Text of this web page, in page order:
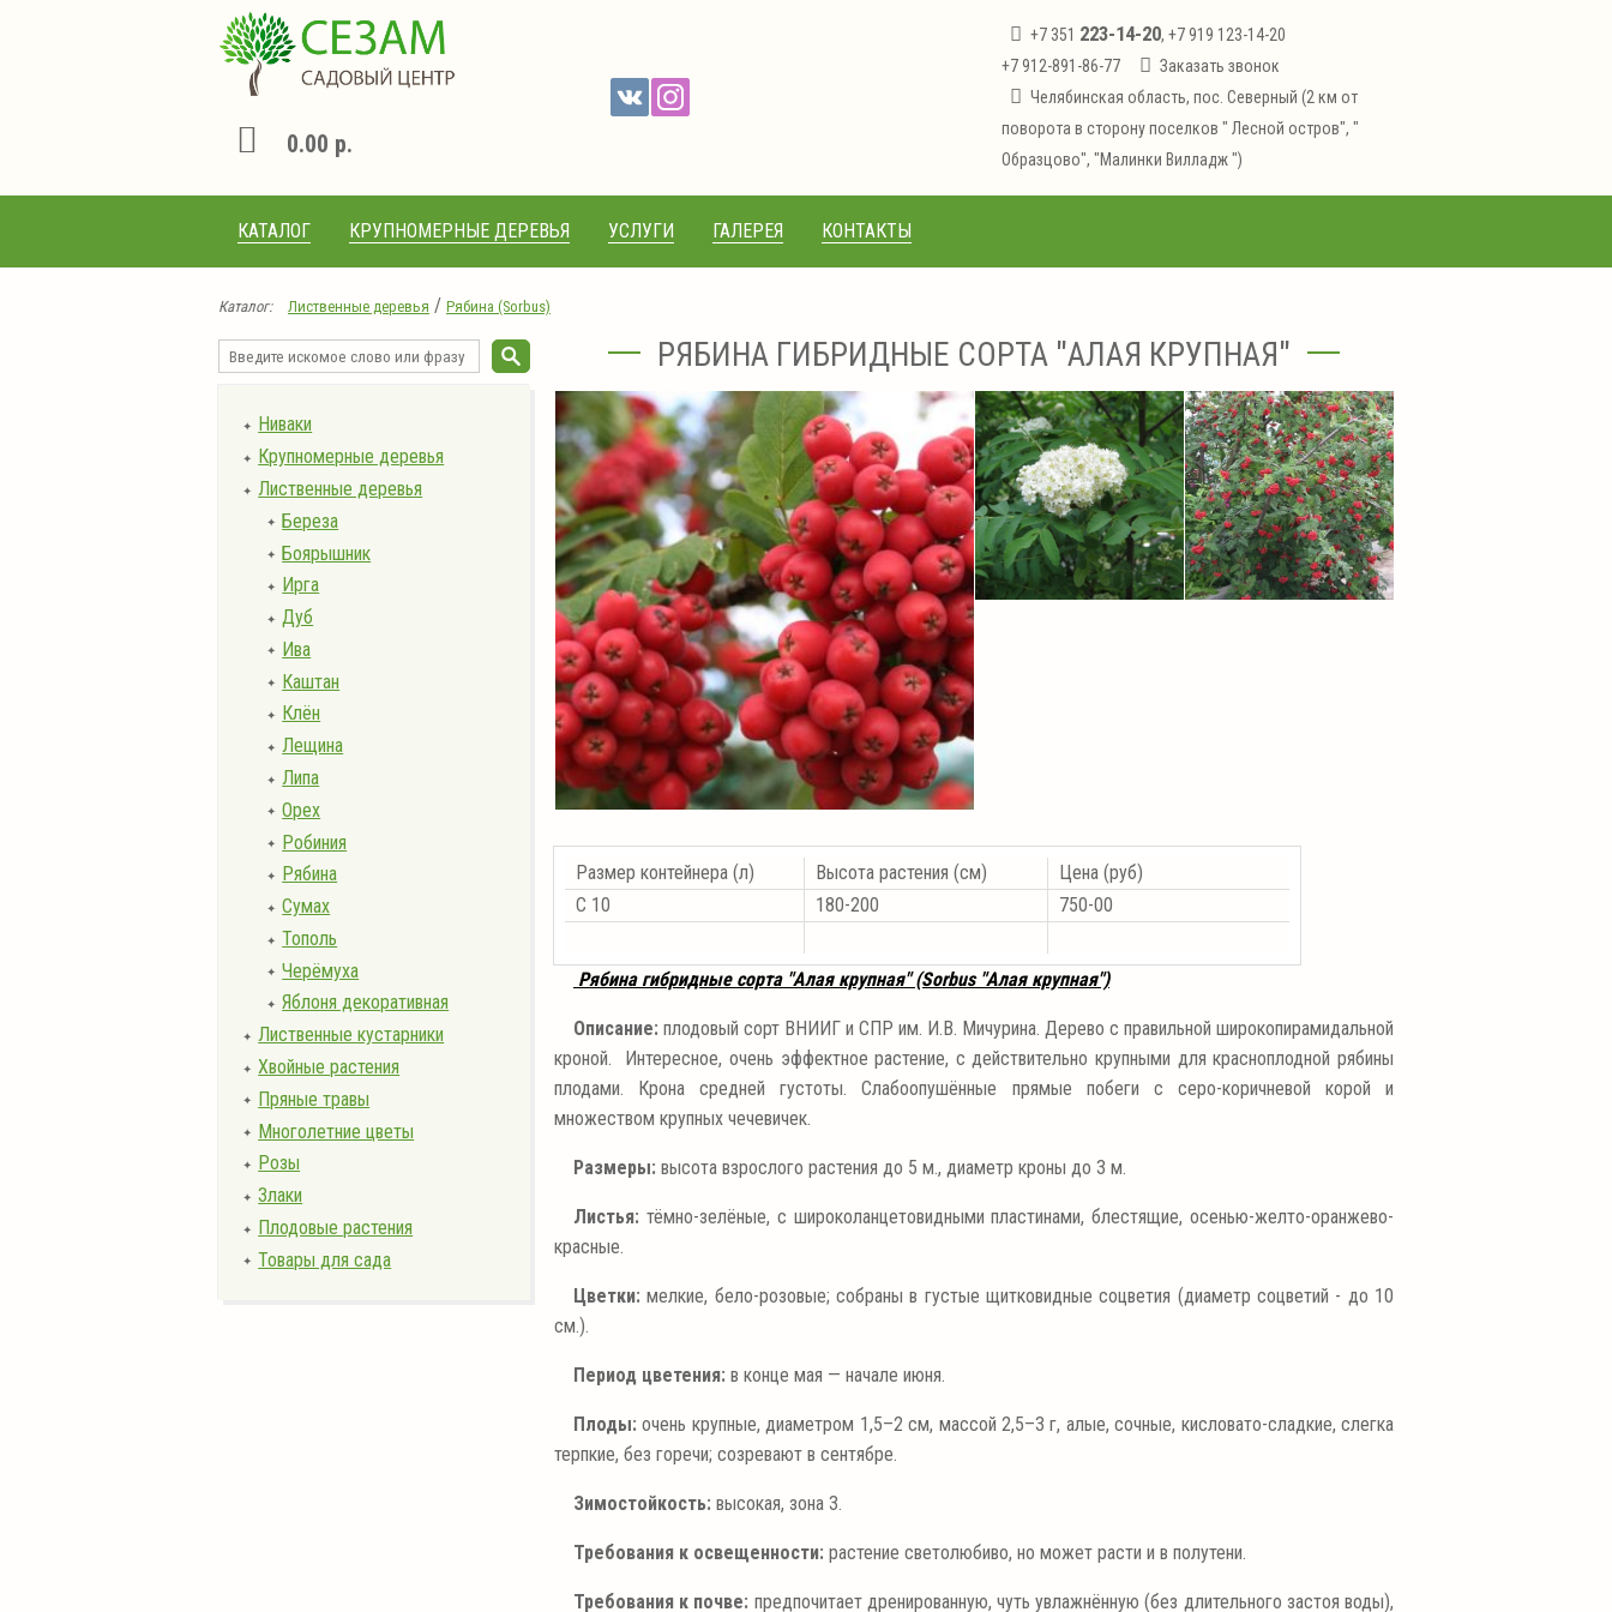
0.00 р.
+7 351 223-14-20, +7 919 123-14-20
+7 912-891-86-77
Заказать звонок
Челябинская область, пос. Северный (2 км от
поворота в сторону поселков " Лесной остров", "
Образцово", "Малинки Вилладж ")
КАТАЛОГ КРУПНОМЕРНЫЕ ДЕРЕВЬЯ УСЛУГИ ГАЛЕРЕЯ КОНТАКТЫ
Каталог: Лиственные деревья / Рябина (Sorbus)
✦ Ниваки
✦ Крупномерные деревья
✦ Лиственные деревья
✦ Береза
✦ Боярышник
✦ Ирга
✦ Дуб
✦ Ива
✦ Каштан
✦ Клён
✦ Лещина
✦ Липа
✦ Орех
✦ Робиния
✦ Рябина
✦ Сумах
✦ Тополь
✦ Черёмуха
✦ Яблоня декоративная
✦ Лиственные кустарники
✦ Хвойные растения
✦ Пряные травы
✦ Многолетние цветы
✦ Розы
✦ Злаки
✦ Плодовые растения
✦ Товары для сада
РЯБИНА ГИБРИДНЫЕ СОРТА "АЛАЯ КРУПНАЯ"
Размер контейнера (л) Высота растения (см)
Цена (руб)
С 10
180-200 750-00
Рябина гибридные сорта "Алая крупная" (Sorbus "Алая крупная")
Описание: плодовый сорт ВНИИГ и СПР им. И.В. Мичурина. Дерево с правильной широкопирамидальной
кроной. Интересное, очень эффектное растение, с действительно крупными для красноплодной рябины
плодами. Крона средней густоты. Слабоопушённые прямые побеги с серо-коричневой корой и
множеством крупных чечевичек.
Размеры: высота взрослого растения до 5 м., диаметр кроны до 3 м.
Листья: тёмно-зелёные, с широколанцетовидными пластинами, блестящие, осенью-желто-оранжево-
красные.
Цветки: мелкие, бело-розовые; собраны в густые щитковидные соцветия (диаметр соцветий - до 10
см.).
Период цветения: в конце мая — начале июня.
Плоды: очень крупные, диаметром 1,5–2 см, массой 2,5–3 г, алые, сочные, кисловато-сладкие, слегка
терпкие, без горечи; созревают в сентябре.
Зимостойкость: высокая, зона 3.
Требования к освещенности: растение светолюбиво, но может расти и в полутени.
Требования к почве: предпочитает дренированную, чуть увлажнённую (без длительного застоя воды),